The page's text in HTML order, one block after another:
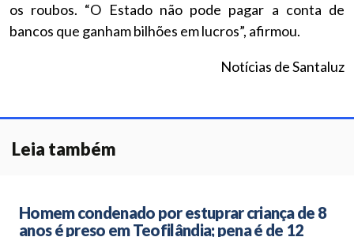
os roubos. “O Estado não pode pagar a conta de
bancos que ganham bilhões em lucros”, afirmou.
Notícias de Santaluz
Leia também
Homem condenado por estuprar criança de 8
anos é preso em Teofilândia; pena é de 12